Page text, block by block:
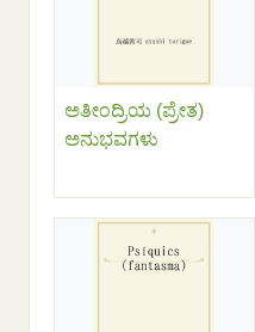
ಅತೀಂದ್ರಿಯ (ಪ್ರೇತ)
ಅನುಭವಗಳು